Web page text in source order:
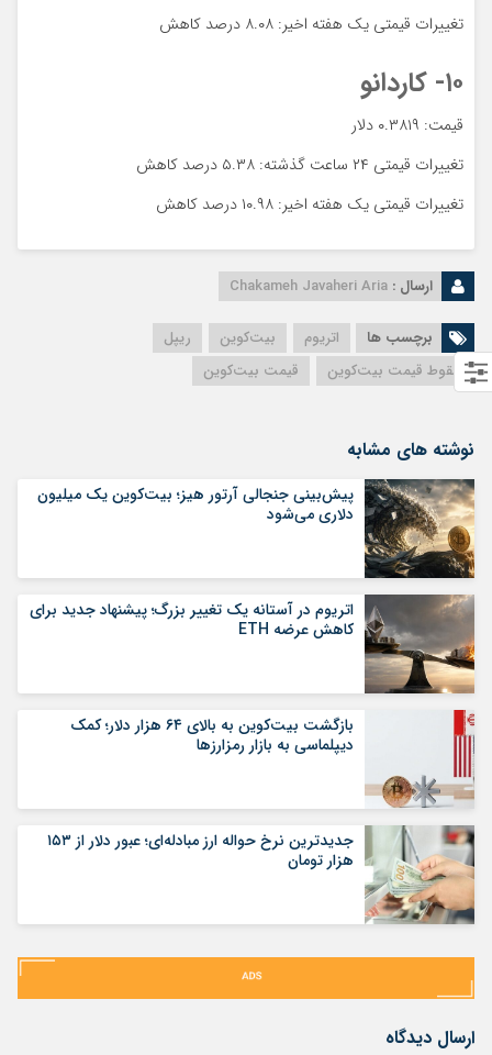
تغییرات قیمتی یک هفته اخیر: ۸.۰۸ درصد کاهش
۱۰- کاردانو
قیمت: ۰.۳۸۱۹ دلار
تغییرات قیمتی ۲۴ ساعت گذشته: ۵.۳۸ درصد کاهش
تغییرات قیمتی یک هفته اخیر: ۱۰.۹۸ درصد کاهش
ارسال : Chakameh Javaheri Aria
برچسب ها اتریوم بیت‌کوین
ریپل
سقوط قیمت بیت‌کوین
قیمت بیت‌کوین
نوشته های مشابه
پیش‌بینی جنجالی آرتور هیز؛ بیت‌کوین یک میلیون
دلاری می‌شود
اتریوم در آستانه یک تغییر بزرگ؛ پیشنهاد جدید برای
کاهش عرضه ETH
بازگشت بیت‌کوین به بالای ۶۴ هزار دلار؛ کمک
دیپلماسی به بازار رمزارزها
جدیدترین نرخ حواله ارز مبادله‌ای؛ عبور دلار از ۱۵۳
هزار تومان
ارسال دیدگاه